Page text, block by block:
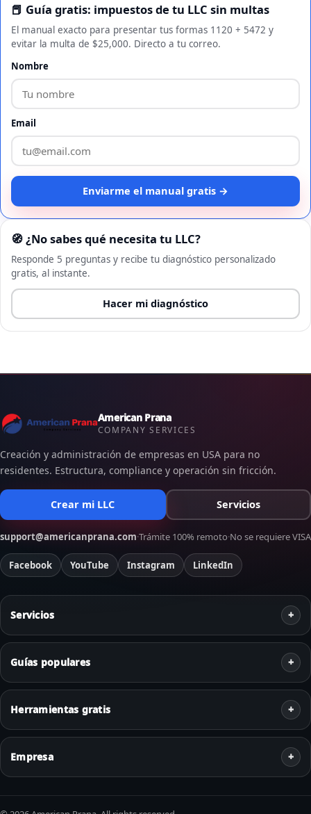
📕 Guía gratis: impuestos de tu LLC sin multas
El manual exacto para presentar tus formas 1120 + 5472 y
evitar la multa de $25,000. Directo a tu correo.
Nombre
Email
Enviarme el manual gratis →
🧭 ¿No sabes qué necesita tu LLC?
Responde 5 preguntas y recibe tu diagnóstico personalizado
gratis, al instante.
Hacer mi diagnóstico
American Prana
COMPANY SERVICES
Creación y administración de empresas en USA para no
residentes. Estructura, compliance y operación sin fricción.
Crear mi LLC Servicios
support@americanprana.com·Trámite 100% remoto·No se requiere VISA
Facebook YouTube Instagram LinkedIn
Servicios
Guías populares
Herramientas gratis
Empresa